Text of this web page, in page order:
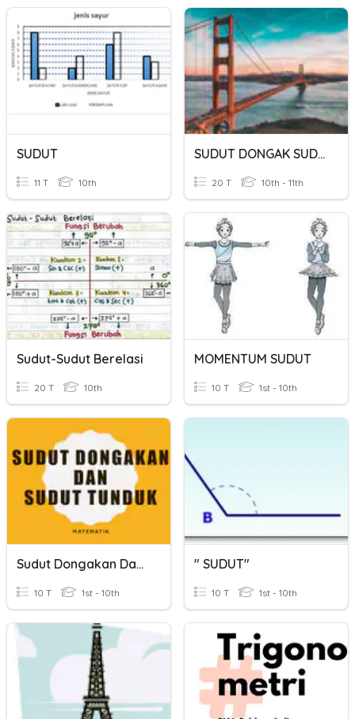
SUDUT
11 T 10th
SUDUT DONGAK SUDUT TUNDUK
20 T 10th - 11th
Sudut-Sudut Berelasi
20 T 10th
MOMENTUM SUDUT
10 T 1st - 10th
Sudut Dongakan Dan Sudut Tunduk
10 T 1st - 10th
" SUDUT"
10 T 1st - 10th